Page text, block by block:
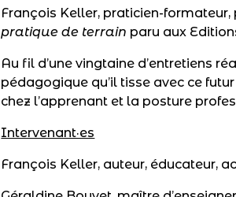
François Keller, praticien-
pratique de terrain paru aux
Au fil d’une vingtaine d’entretiens
pédagogique qu’il tisse avec ce
chez l’apprenant et la posture
Intervenant·es
François Keller, auteur, éducateur,